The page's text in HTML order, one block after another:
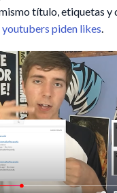
título, etiquetas y
piden likes.